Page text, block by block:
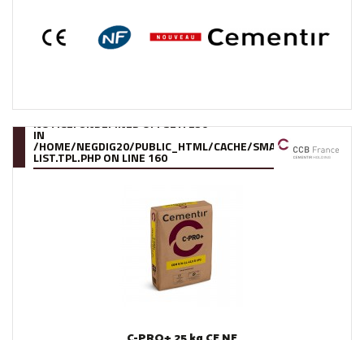
NOTICE: UNDEFINED OFFSET: 250
IN
/HOME/NEGDIG20/PUBLIC_HTML/CACHE/SMARTY/
LIST.TPL.PHPON LINE 160